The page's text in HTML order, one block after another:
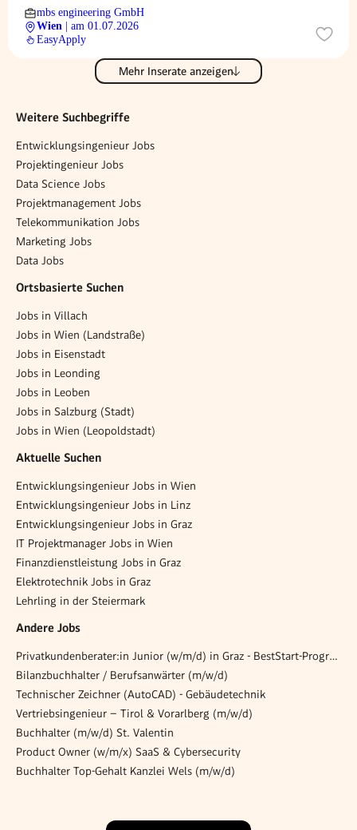
mbs engineering GmbH
Wien
| am 01.07.2026
EasyApply
Mehr Inserate anzeigen
Weitere Suchbegriffe
Entwicklungsingenieur Jobs
Projektingenieur Jobs
Data Science Jobs
Projektmanagement Jobs
Telekommunikation Jobs
Marketing Jobs
Data Jobs
Ortsbasierte Suchen
Jobs in Villach
Jobs in Wien (Landstraße)
Jobs in Eisenstadt
Jobs in Leonding
Jobs in Leoben
Jobs in Salzburg (Stadt)
Jobs in Wien (Leopoldstadt)
Aktuelle Suchen
Entwicklungsingenieur Jobs in Wien
Entwicklungsingenieur Jobs in Linz
Entwicklungsingenieur Jobs in Graz
IT Projektmanager Jobs in Wien
Finanzdienstleistung Jobs in Graz
Elektrotechnik Jobs in Graz
Lehrling in der Steiermark
Andere Jobs
Privatkundenberater:in Junior (w/m/d) in Graz - BestStart-Programm
Bilanzbuchhalter / Berufsanwärter (m/w/d)
Technischer Zeichner (AutoCAD) - Gebäudetechnik
Vertriebsingenieur – Tirol & Vorarlberg (m/w/d)
Buchhalter (m/w/d) St. Valentin
Product Owner (w/m/x) SaaS & Cybersecurity
Buchhalter Top-Gehalt Kanzlei Wels (m/w/d)